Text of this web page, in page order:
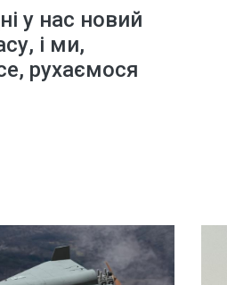
у нас новий
і ми,
рухаємося